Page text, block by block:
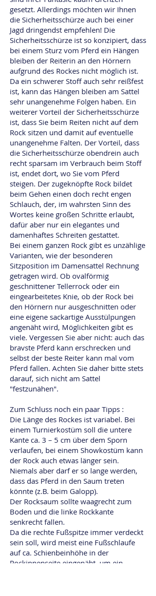
gesetzt. Allerdings möchten wir Ihnen
die Sicherheitsschürze auch bei einer
Jagd dringendst empfehlen! Die
Sicherheitsschürze ist so konzipiert, dass
bei einem Sturz vom Pferd ein Hängen
bleiben der Reiterin an den Hörnern
aufgrund des Rockes nicht möglich ist.
Da ein schwerer Stoff auch sehr reißfest
ist, kann das Hängen bleiben am Sattel
sehr unangenehme Folgen haben. Ein
weiterer Vorteil der Sicherheitsschürze
ist, dass Sie beim Reiten nicht auf dem
Rock sitzen und damit auf eventuelle
unangenehme Falten. Der Vorteil, dass
die Sicherheitsschürze obendrein auch
recht sparsam im Verbrauch beim Stoff
ist, endet dort, wo Sie vom Pferd
steigen. Der zugeknöpfte Rock bildet
beim Gehen einen doch recht engen
Schlauch, der, im wahrsten Sinn des
Wortes keine großen Schritte erlaubt,
dafür aber nur ein elegantes und
damenhaftes Schreiten gestattet.
Bei einem ganzen Rock gibt es unzählige
Varianten, wie der besonderen
Sitzposition im Damensattel Rechnung
getragen wird. Ob ovalförmig
geschnittener Tellerrock oder ein
eingearbeitetes Knie, ob der Rock bei
den Hörnern nur ausgeschnitten oder
eine eigene sackartige Ausstülpungen
angenäht wird, Möglichkeiten gibt es
viele. Vergessen Sie aber nicht: auch das
bravste Pferd kann erschrecken und
selbst der beste Reiter kann mal vom
Pferd fallen. Achten Sie daher bitte stets
darauf, sich nicht am Sattel
"festzunähen".
Zum Schluss noch ein paar Tipps :
Die Länge des Rockes ist variabel. Bei
einem Turnierkostüm soll die untere
Kante ca. 3 – 5 cm über dem Sporn
verlaufen, bei einem Showkostüm kann
der Rock auch etwas länger sein.
Niemals aber darf er so lange werden,
dass das Pferd in den Saum treten
könnte (z.B. beim Galopp).
Der Rocksaum sollte waagrecht zum
Boden und die linke Rockkante
senkrecht fallen.
Da die rechte Fußspitze immer verdeckt
sein soll, wird meist eine Fußschlaufe
auf ca. Schienbeinhöhe in der
Rockinnenseite eingenäht, um ein